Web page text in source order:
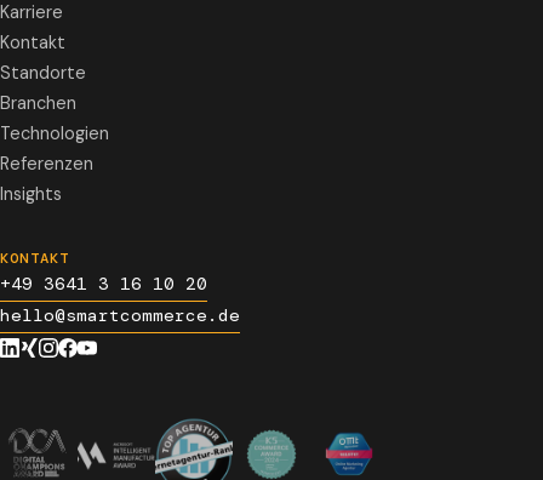
Karriere
Kontakt
Standorte
Branchen
Technologien
Referenzen
Insights
KONTAKT
+49 3641 3 16 10 20
hello@smartcommerce.de